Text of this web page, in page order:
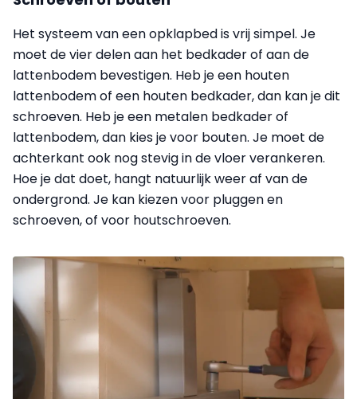
Het systeem van een opklapbed is vrij simpel. Je
moet de vier delen aan het bedkader of aan de
lattenbodem bevestigen. Heb je een houten
lattenbodem of een houten bedkader, dan kan je dit
schroeven. Heb je een metalen bedkader of
lattenbodem, dan kies je voor bouten. Je moet de
achterkant ook nog stevig in de vloer verankeren.
Hoe je dat doet, hangt natuurlijk weer af van de
ondergrond. Je kan kiezen voor pluggen en
schroeven, of voor houtschroeven.